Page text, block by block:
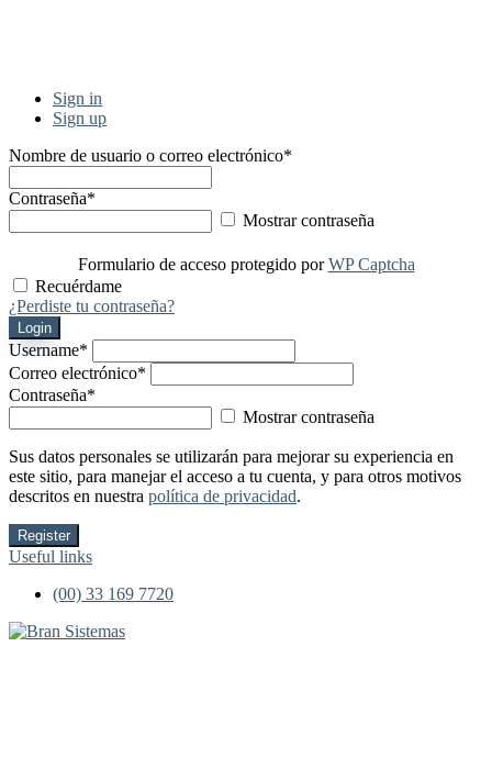
Sign in
Sign up
Nombre de usuario o correo electrónico*
Contraseña*
Mostrar contraseña
Formulario de acceso protegido porWP Captcha
Recuérdame
¿Perdiste tu contraseña?
Login
Username*
Correo electrónico*
Contraseña*
Mostrar contraseña
Sus datos personales se utilizarán para mejorar su experiencia en
este sitio, para manejar el acceso a tu cuenta, y para otros motivos
descritos en nuestra política de privacidad.
Register
Useful links
(00) 33 169 7720